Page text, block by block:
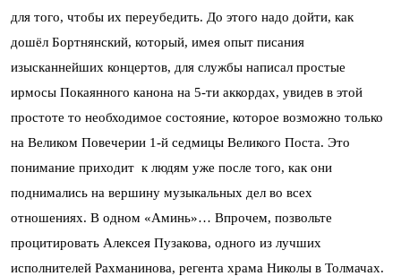
для того, чтобы их переубедить. До этого надо дойти, как
дошёл Бортнянский, который, имея опыт писания
изысканнейших концертов, для службы написал простые
ирмосы Покаянного канона на 5-ти аккордах, увидев в этой
простоте то необходимое состояние, которое возможно только
на Великом Повечерии 1-й седмицы Великого Поста. Это
понимание приходит к людям уже после того, как они
поднимались на вершину музыкальных дел во всех
отношениях. В одном «Аминь»… Впрочем, позвольте
процитировать Алексея Пузакова, одного из лучших
исполнителей Рахманинова, регента храма Николы в Толмачах.